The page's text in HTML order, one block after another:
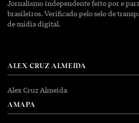
Jornalismo independente feito por e
brasileiros. Verificado pelo selo de
de mídia digital.
ALEX CRUZ ALMEIDA
Alex Cruz Almeida
AMAPA